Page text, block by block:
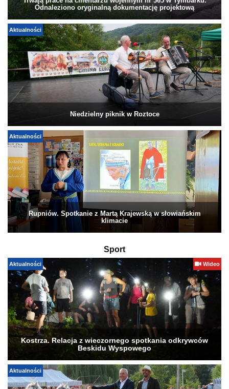
Odnaleziono oryginalną dokumentację projektową
Aktualności
Niedzielny piknik w Roztoce
Aktualności
Rupniów. Spotkanie z Martą Krajewską w słowiańskim
klimacie
Sport
Aktualności Wideo
Kostrza. Relacja z wieczornego spotkania odkrywców
Beskidu Wyspowego
Aktualności